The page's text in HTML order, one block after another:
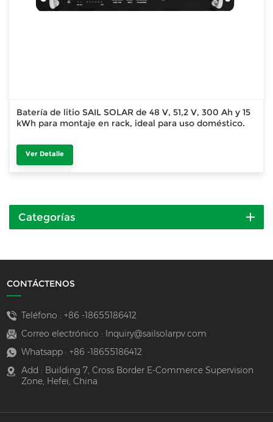
Batería de litio SAIL SOLAR de 48 V, 51,2 V, 300 Ah y 15
kWh para montaje en rack, ideal para uso doméstico.
Ver Detalle
Categorías
CONTÁCTENOS
Teléfono : +86 -18655186412
Correo electrónico :
Inquiry@sailsolarpv.com
Whatsapp : +86 -18655186412
Add : Building 7, Cross Border E-Commerce Supervision
Zone, Hefei, China